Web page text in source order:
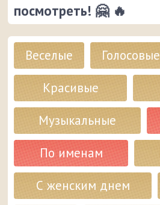
посмотреть! 🤗 🔥
Веселые Голосовые
Красивые
Музыкальные
По именам
С женским днем